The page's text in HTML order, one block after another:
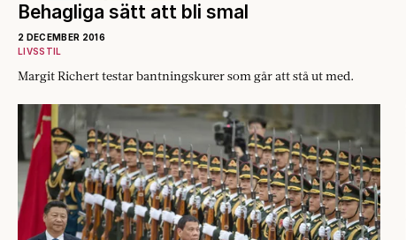
Behagliga sätt att bli smal
2 DECEMBER 2016
LIVSSTIL
Margit Richert testar bantningskurer som går att stå ut med.